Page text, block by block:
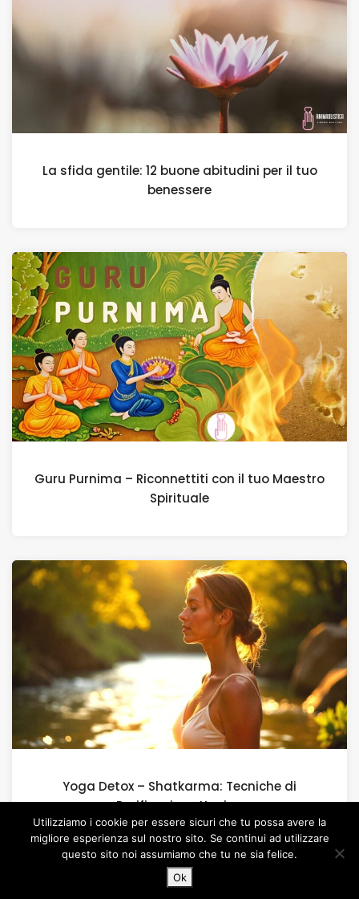
La sfida gentile: 12 buone abitudini per il tuo
benessere
Guru Purnima – Riconnettiti con il tuo Maestro
Spirituale
Yoga Detox – Shatkarma: Tecniche di
Purificazione Yogica
Utilizziamo i cookie per essere sicuri che tu possa avere la
migliore esperienza sul nostro sito. Se continui ad utilizzare
questo sito noi assumiamo che tu ne sia felice.
Ok